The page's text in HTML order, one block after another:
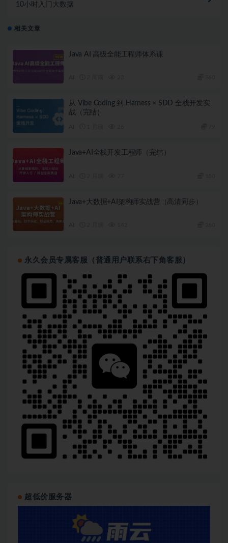
10小时入门大数据
相关文章
Java AI 高级全能工程师体系课
从 Vibe Coding 到 Harness × SDD 全栈开发实
战（完结）
Java+AI全栈开发工程师（完结）
Java+大数据+AI架构师实战营（高清同步）
永久会员专属客服（普通用户联系右下角客服）
超低价服务器